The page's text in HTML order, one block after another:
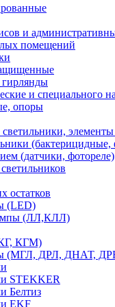
и
помещений
гирлянды
и специального
опоры
(бактерицидные,
(датчики, фотореле)
остатков
(LED)
(ЛЛ,КЛЛ)
КГМ)
(МГЛ, ДРЛ, ДНАТ,
STEKKER
Белтиз
EKF